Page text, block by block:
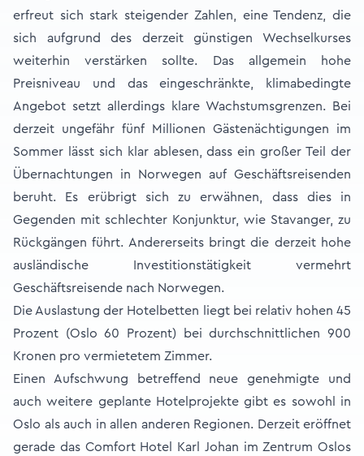
erfreut sich stark steigender Zahlen, eine Tendenz, die
sich aufgrund des derzeit günstigen Wechselkurses
weiterhin verstärken sollte. Das allgemein hohe
Preisniveau und das eingeschränkte, klimabedingte
Angebot setzt allerdings klare Wachstumsgrenzen. Bei
derzeit ungefähr fünf Millionen Gästenächtigungen im
Sommer lässt sich klar ablesen, dass ein großer Teil der
Übernachtungen in Norwegen auf Geschäftsreisenden
beruht. Es erübrigt sich zu erwähnen, dass dies in
Gegenden mit schlechter Konjunktur, wie Stavanger, zu
Rückgängen führt. Andererseits bringt die derzeit hohe
ausländische Investitionstätigkeit vermehrt
Geschäftsreisende nach Norwegen.
Die Auslastung der Hotelbetten liegt bei relativ hohen 45
Prozent (Oslo 60 Prozent) bei durchschnittlichen 900
Kronen pro vermietetem Zimmer.
Einen Aufschwung betreffend neue genehmigte und
auch weitere geplante Hotelprojekte gibt es sowohl in
Oslo als auch in allen anderen Regionen. Derzeit eröffnet
gerade das Comfort Hotel Karl Johan im Zentrum Oslos